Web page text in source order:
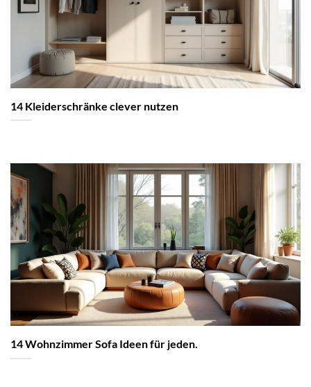
14 Kleiderschränke clever nutzen
14 Wohnzimmer Sofa Ideen für jeden.